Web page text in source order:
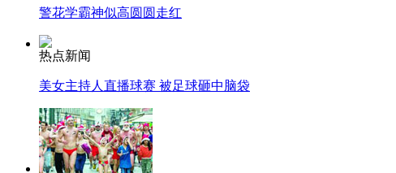
警花学霸神似高圆圆走红
热点新闻
美女主持人直播球赛 被足球砸中脑袋